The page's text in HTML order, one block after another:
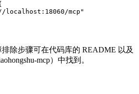
localhost:18060/mcp"
除步骤可在代码库的 README 以及
mcp）中找到。